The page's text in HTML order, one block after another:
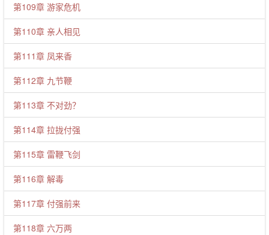
第109章 游家危机
第110章 亲人相见
第111章 凤来香
第112章 九节鞭
第113章 不对劲？
第114章 拉拢付强
第115章 雷鞭飞剑
第116章 解毒
第117章 付强前来
第118章 六万两